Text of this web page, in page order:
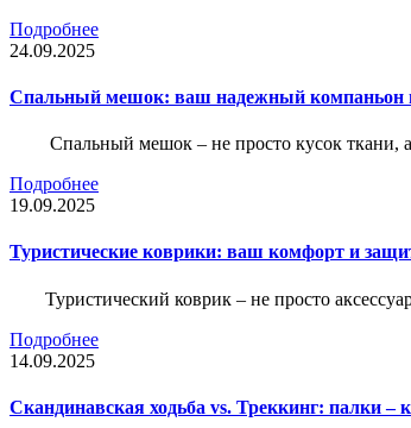
Подробнее
24.09.2025
Спальный мешок: ваш надежный компаньон
Спальный мешок – не просто кусок ткани,
Подробнее
19.09.2025
Туристические коврики: ваш комфорт и
Туристический коврик – не просто
Подробнее
14.09.2025
Скандинавская ходьба vs. Треккинг: палки –